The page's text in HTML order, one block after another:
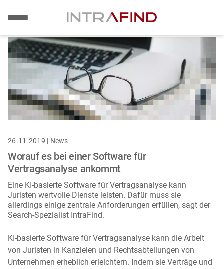
Direkt
zum
Inhalt
Bild
26.11.2019 | News
Worauf es bei einer Software für
Vertragsanalyse ankommt
Eine KI-basierte Software für Vertragsanalyse kann
Juristen wertvolle Dienste leisten. Dafür muss sie
allerdings einige zentrale Anforderungen erfüllen, sagt der
Search-Spezialist IntraFind.
KI-basierte Software für Vertragsanalyse kann die Arbeit
von Juristen in Kanzleien und Rechtsabteilungen von
Unternehmen erheblich erleichtern. Indem sie Verträge und